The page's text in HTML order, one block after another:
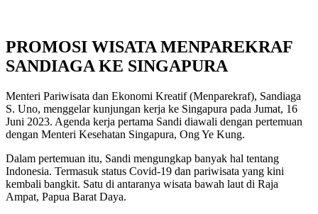
PROMOSI WISATA MENPAREKRAF
SANDIAGA KE SINGAPURA
Menteri Pariwisata dan Ekonomi Kreatif (Menparekraf), Sandiaga
S. Uno, menggelar kunjungan kerja ke Singapura pada Jumat, 16
Juni 2023. Agenda kerja pertama Sandi diawali dengan pertemuan
dengan Menteri Kesehatan Singapura, Ong Ye Kung.
Dalam pertemuan itu, Sandi mengungkap banyak hal tentang
Indonesia. Termasuk status Covid-19 dan pariwisata yang kini
kembali bangkit. Satu di antaranya wisata bawah laut di Raja
Ampat, Papua Barat Daya.